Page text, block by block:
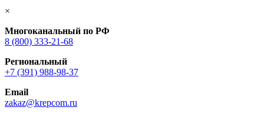
×
Многоканальный по РФ
8 (800) 333‑21-68
Региональный
+7 (391) 988-98-37
Email
zakaz@krepcom.ru